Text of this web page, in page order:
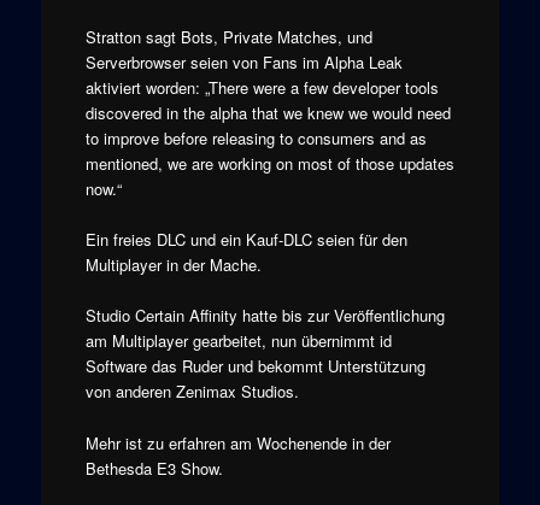
Stratton sagt Bots, Private Matches, und
Serverbrowser seien von Fans im Alpha Leak
aktiviert worden: „There were a few developer tools
discovered in the alpha that we knew we would need
to improve before releasing to consumers and as
mentioned, we are working on most of those updates
now.“
Ein freies DLC und ein Kauf-DLC seien für den
Multiplayer in der Mache.
Studio Certain Affinity hatte bis zur Veröffentlichung
am Multiplayer gearbeitet, nun übernimmt id
Software das Ruder und bekommt Unterstützung
von anderen Zenimax Studios.
Mehr ist zu erfahren am Wochenende in der
Bethesda E3 Show.